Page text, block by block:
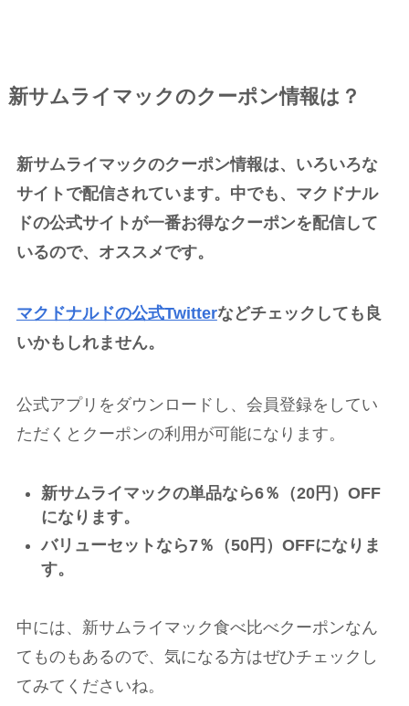
新サムライマックのクーポン情報は？
新サムライマックのクーポン情報は、いろいろな
サイトで配信されています。中でも、マクドナル
ドの公式サイトが一番お得なクーポンを配信して
いるので、オススメです。
マクドナルドの公式Twitterなどチェックしても良
いかもしれません。
公式アプリをダウンロードし、会員登録をしてい
ただくとクーポンの利用が可能になります。
新サムライマックの単品なら6％（20円）OFF
になります。
バリューセットなら7％（50円）OFFになりま
す。
中には、新サムライマック食べ比べクーポンなん
てものもあるので、気になる方はぜひチェックし
てみてくださいね。